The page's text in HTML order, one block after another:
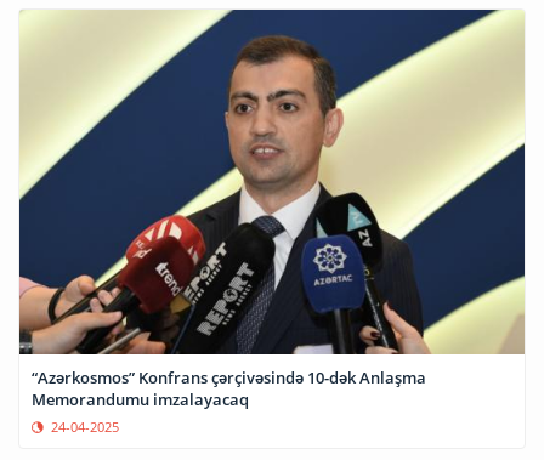
“Azərkosmos” Konfrans çərçivəsində 10-dək Anlaşma
Memorandumu imzalayacaq
24-04-2025